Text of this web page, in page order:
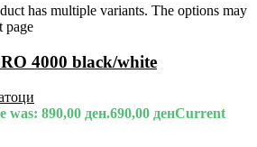
has multiple variants. The options may
page
4000 black/white
was: 890,00 ден.690,00 денCurrent